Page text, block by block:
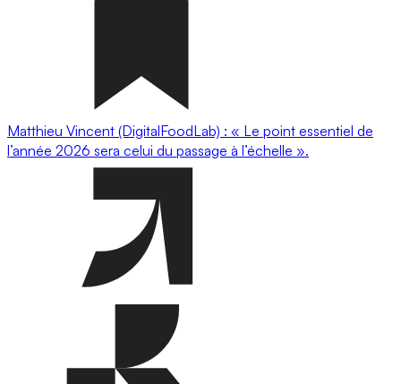
Matthieu Vincent (DigitalFoodLab) : « Le point essentiel de
l’année 2026 sera celui du passage à l’échelle ».